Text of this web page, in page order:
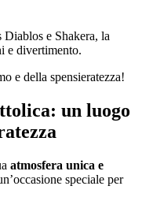
e Shakera, la
e divertimento.
e della spensieratezza!
un luogo
atmosfera unica e
speciale per